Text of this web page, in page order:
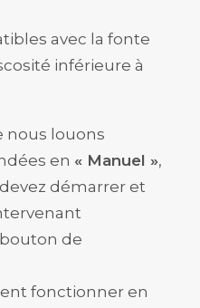
avec la fonte
inférieure à
nous louons
en « Manuel »,
démarrer et
de
fonctionner en